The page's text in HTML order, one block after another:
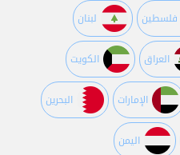
فلسطين لبنان
العراق الكويت
اﻹمارات البحرين
اليمن